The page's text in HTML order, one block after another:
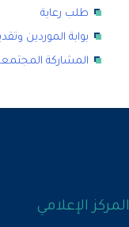
طلب رعاية
بوابة الموردين
المشاركة
المركز الإعلامي